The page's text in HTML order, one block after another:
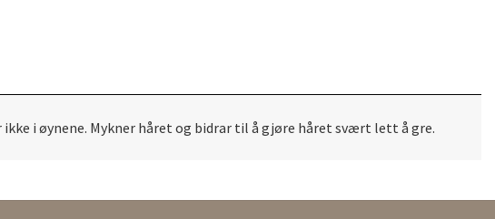
i øynene. Mykner håret og bidrar til å gjøre håret svært lett å gre.